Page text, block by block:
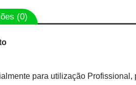
(0)
para utilização